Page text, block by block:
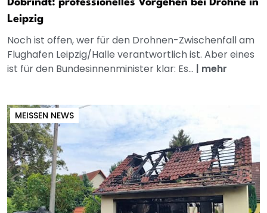
Dobrindt: professionelles Vorgehen bei Drohne in
Leipzig
Noch ist offen, wer für den Drohnen-Zwischenfall am
Flughafen Leipzig/Halle verantwortlich ist. Aber eines
ist für den Bundesinnenminister klar: Es... | mehr
MEISSEN NEWS